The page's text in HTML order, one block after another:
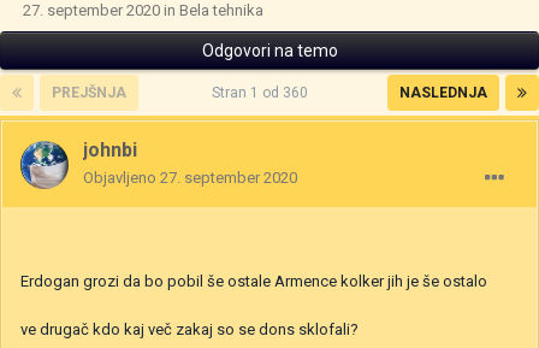
27. september 2020 in Bela tehnika
Odgovori na temo
PREJŠNJA NASLEDNJA
Stran 1 od 360
johnbi
Objavljeno 27. september 2020
Erdogan grozi da bo pobil še ostale Armence kolker jih je še ostalo
ve drugač kdo kaj več zakaj so se dons sklofali?